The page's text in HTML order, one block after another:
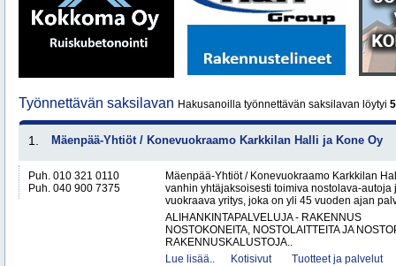
Työnnettävän saksilavan Hakusanoilla työnnettävän saksilavan löytyi 5
1. Mäenpää-Yhtiöt / Konevuokraamo Karkkilan Halli ja Kone Oy
Puh. 010 321 0110
Puh. 040 900 7375
Mäenpää-Yhtiöt / Konevuokraamo Karkkilan
vanhin yhtäjaksoisesti toimiva nostolava-autoja
vuokraava yritys, joka on yli 45 vuoden ajan
ALIHANKINTAPALVELUJA - RAKENNUS
NOSTOKONEITA, NOSTOLAITTEITA JA
RAKENNUSKALUSTOJA..
Lue lisää..
Kotisivut Tuotteet ja palvelut